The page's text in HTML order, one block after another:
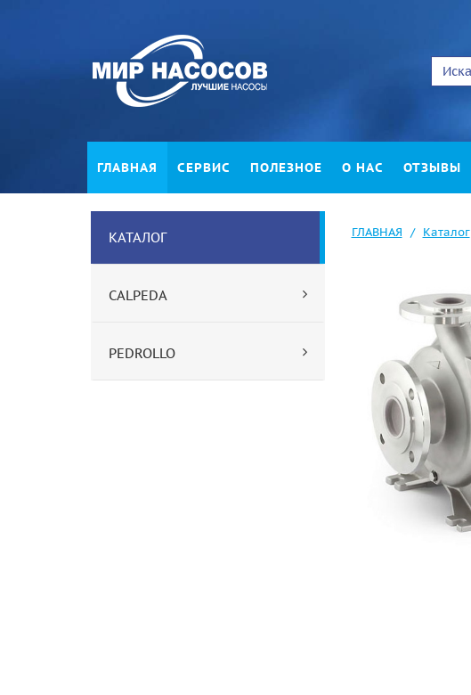
ГЛАВНАЯ СЕРВИС ПОЛЕЗНОЕ О НАС ОТЗЫВЫ
КАТАЛОГ
CALPEDA
PEDROLLO
ГЛАВНАЯ Каталог